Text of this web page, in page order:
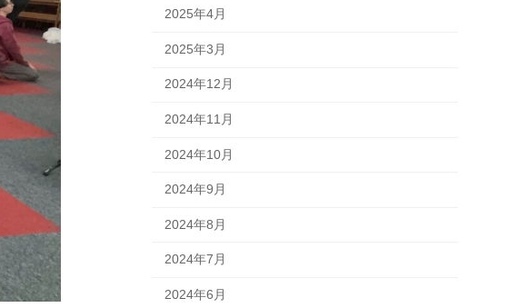
2025年4月
2025年3月
2024年12月
2024年11月
2024年10月
2024年9月
2024年8月
2024年7月
2024年6月